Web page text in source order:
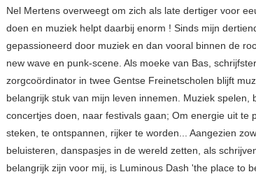
Nel Mertens overweegt om zich als late dertiger voor
doen en muziek helpt daarbij enorm ! Sinds mijn
gepassioneerd door muziek en dan vooral binnen de
new wave en punk-scene. Als moeke van Bas,
zorgcoördinator in twee Gentse Freinetscholen blijft
belangrijk stuk van mijn leven innemen. Muziek spelen,
concertjes doen, naar festivals gaan; Om energie uit te
steken, te ontspannen, rijker te worden... Aangezien
beluisteren, danspasjes in de wereld zetten, als
belangrijk zijn voor mij, is Luminous Dash 'the place to